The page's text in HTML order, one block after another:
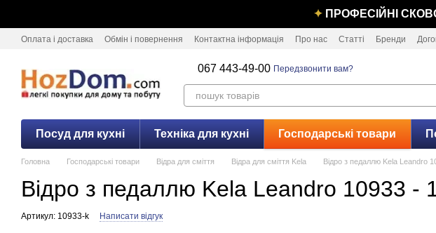
✦ПРОФЕСІЙНІ
Оплата і доставка Обмін і повернення Контактна інформація Про нас Статті Бренди
067 443-49-00 Передзвонити вам?
Посуд для кухні Техніка для кухні Господарські товари
Головна Господарські товари Відра для сміття Відра для сміття Kela Відро з педаллю Kela Leandro
Відро з педаллю Kela Leandro 10933 -
Артикул: 10933-k Написати відгук